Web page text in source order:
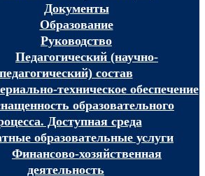
Документы
Образование
Руководство
Педагогический (научно-
педагогический) состав
техническое обеспечение
образовательного
Доступная среда
образовательные услуги
Финансово-хозяйственная
деятельность